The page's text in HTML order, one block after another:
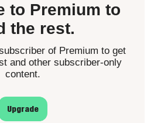
to Premium to
the rest.
of Premium to get
and other subscriber-only
content.
Upgrade